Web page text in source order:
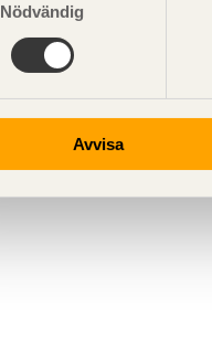
Nödvändig
Avvisa